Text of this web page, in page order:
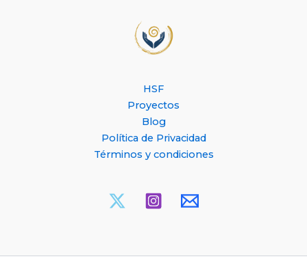
HSF
Proyectos
Blog
Política de Privacidad
Términos y condiciones